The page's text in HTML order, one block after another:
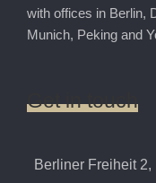
with offices in Berlin,
Munich, Peking and
Get in touch
Berliner Freiheit 2,